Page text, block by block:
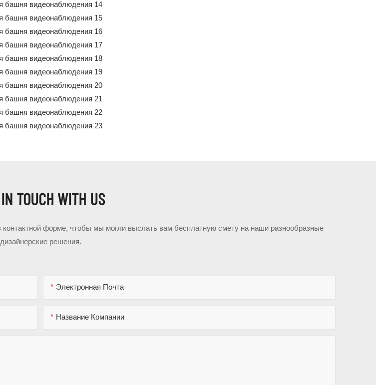
TOUCH WITH US
форме, чтобы мы могли выслать вам бесплатную смету на наши разнообразные
дизайнерские решения.
Электронная Почта
Название Компании